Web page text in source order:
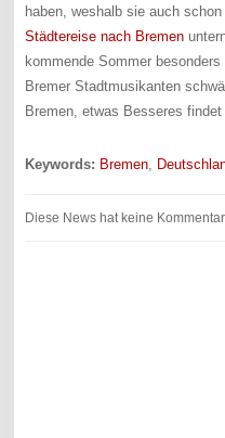
haben, weshalb sie auch
Städtereise nach Bremen
kommende Sommer
Bremer Stadtmusikanten
Bremen, etwas Besseres
Keywords: Bremen
Diese News hat keine